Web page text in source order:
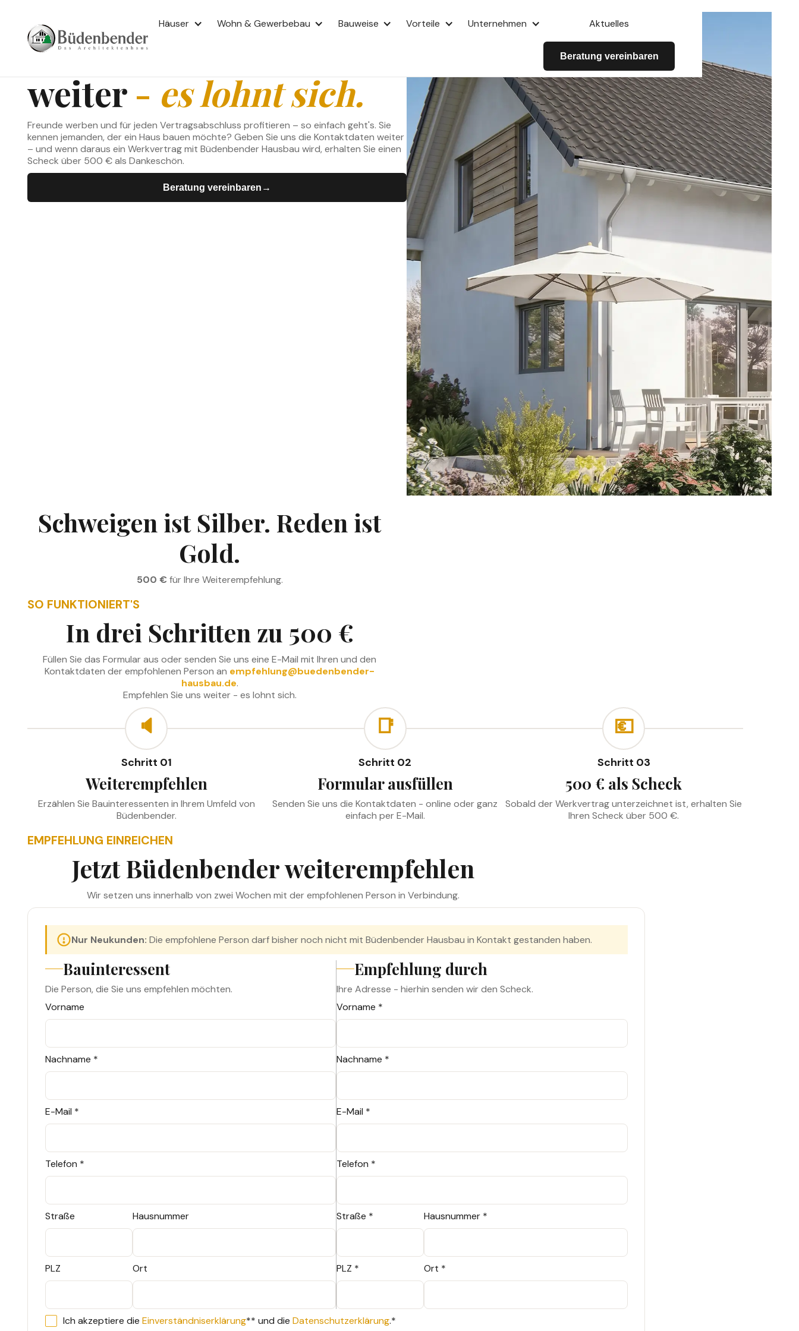
Häuser Wohn & Gewerbebau Bauweise Vorteile Unternehmen Aktuelles
Beratung vereinbaren
EMPFEHLUNGSPRÄMIE · 500 € FÜR IHR SPARSCHWEIN
Empfehlen Sie uns
weiter-es lohnt sich.
Freunde werben und für jeden Vertragsabschluss profitieren – so einfach geht's. Sie
kennen jemanden, der ein Haus bauen möchte? Geben Sie uns die Kontaktdaten weiter
– und wenn daraus ein Werkvertrag mit Büdenbender Hausbau wird, erhalten Sie einen
Scheck über 500 € als Dankeschön.
Beratung vereinbaren
→ →
Schweigen ist Silber. Reden ist
Gold.
500 € für Ihre Weiterempfehlung.
SO FUNKTIONIERT'S
In drei Schritten zu 500 €
Füllen Sie das Formular aus oder senden Sie uns eine E-Mail mit Ihren und den
Kontaktdaten der empfohlenen Person an empfehlung@buedenbender-
hausbau.de.
Empfehlen Sie uns weiter - es lohnt sich.
🔈
Schritt 01
Weiterempfehlen
Erzählen Sie Bauinteressenten in Ihrem Umfeld von
Büdenbender.
📑
Schritt 02
Formular ausfüllen
Senden Sie uns die Kontaktdaten - online oder ganz
einfach per E-Mail.
💶
Schritt 03
500 € als Scheck
Sobald der Werkvertrag unterzeichnet ist, erhalten Sie
Ihren Scheck über 500 €.
EMPFEHLUNG EINREICHEN
Jetzt Büdenbender weiterempfehlen
Wir setzen uns innerhalb von zwei Wochen mit der empfohlenen Person in Verbindung.
Nur Neukunden: Die empfohlene Person darf bisher noch nicht mit Büdenbender Hausbau in Kontakt gestanden haben.
Bauinteressent
Die Person, die Sie uns empfehlen möchten.
Vorname
Nachname *
E-Mail *
Telefon *
Straße Hausnummer
PLZ Ort
Empfehlung durch
Ihre Adresse - hierhin senden wir den Scheck.
Vorname *
Nachname *
E-Mail *
Telefon *
Straße * Hausnummer *
PLZ * Ort *
Ich akzeptiere die Einverständniserklärung** und die Datenschutzerklärung.*